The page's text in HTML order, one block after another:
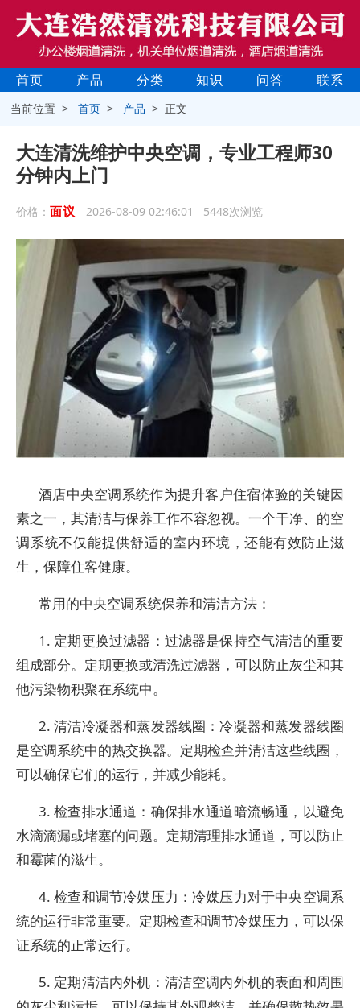
首页 产品 分类 知识 问答 联系
当前位置 >首页 > 产品 > 正文
大连清洗维护中央空调，专业工程师30
分钟内上门
价格： 面议 2026-08-09 02:46:01 5448次浏览
酒店中央空调系统作为提升客户住宿体验的关键因
素之一，其清洁与保养工作不容忽视。一个干净、的空
调系统不仅能提供舒适的室内环境，还能有效防止滋
生，保障住客健康。
常用的中央空调系统保养和清洁方法：
1. 定期更换过滤器：过滤器是保持空气清洁的重要
组成部分。定期更换或清洗过滤器，可以防止灰尘和其
他污染物积聚在系统中。
2. 清洁冷凝器和蒸发器线圈：冷凝器和蒸发器线圈
是空调系统中的热交换器。定期检查并清洁这些线圈，
可以确保它们的运行，并减少能耗。
3. 检查排水通道：确保排水通道暗流畅通，以避免
水滴滴漏或堵塞的问题。定期清理排水通道，可以防止
和霉菌的滋生。
4. 检查和调节冷媒压力：冷媒压力对于中央空调系
统的运行非常重要。定期检查和调节冷媒压力，可以保
证系统的正常运行。
5. 定期清洁内外机：清洁空调内外机的表面和周围